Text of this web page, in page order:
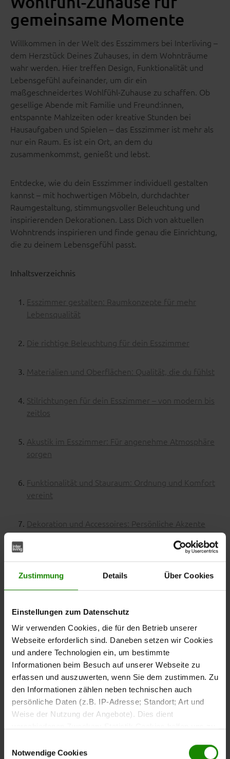
Zustimmung Details Über Cookies
Einstellungen zum Datenschutz
Wir verwenden Cookies, die für den Betrieb unserer
Webseite erforderlich sind. Daneben setzen wir Cookies
und andere Technologien ein, um bestimmte
Informationen beim Besuch auf unserer Webseite zu
erfassen und auszuwerten, wenn Sie dem zustimmen. Zu
den Informationen zählen neben technischen auch
persönliche Daten (z.B. IP-Adresse; Standort; Art und
Weise der Nutzung der Angebote). Dies dient
nutzen, indem sie Informationen sammeln und sie
Notwendige Cookies
gemeinsame Momente
Willkommen in der Welt des Esszimmers bei Interliving –
dem Herzstück Deines Zuhauses, in dem Wohnträume
wahr werden. Hier treffen Design, Funktionalität und
Lebensgefühl aufeinander, um dir ein
maßgeschneidertes Wohlfühl-Zuhause zu schaffen. Ob
gesellige Abende mit Familie und Freund:innen,
entspannte Mahlzeiten oder kreative Stunden bei
Hausaufgaben und Spielen – das Esszimmer ist mehr als
nur ein Raum. Es ist ein Ort, an dem du
zusammenkommst, genießt und lebst.
Entdecke, wie du dein Esszimmer individuell gestalten
kannst – mit hochwertigen Möbeln, durchdachter
Raumgestaltung, stimmungsvoller Beleuchtung und
inspirierenden Dekorationen. Lass Dich von aktuellen
Wohntrends inspirieren und finde genau die Einrichtung,
die zu deinem Lebensgefühl passt.
Inhaltsverzeichnis
Esszimmer gestalten: Raumkonzepte für mehr
Lebensqualität
Die richtige Beleuchtung für dein Esszimmer
Materialien und Oberflächen: Qualität, die du fühlst
Stilrichtungen für dein Esszimmer – von modern bis
zeitlos
Akustik im Esszimmer: Für angenehme Atmosphäre
sorgen
Funktionalität und Stauraum: Ordnung und Komfort
vereint
Dekoration und Accessoires: Persönliche Akzente
setzen
Esszimmer als zentraler Treffpunkt: Mehr als nur
Essen
Interliving Serien im Überblick
Service und Garantie bei Interliving
dein individuelles Esszimmer mit Interliving
1. Esszimmer gestalten:
Raumkonzepte für mehr